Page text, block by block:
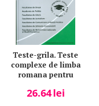
Teste-grila. Teste
complexe de limba
romana pentru
invatamantul superior -
26.64lei